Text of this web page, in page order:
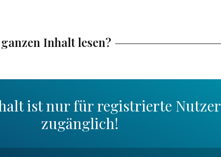
Inhalt lesen?
ist nur für registrierte Nutzer
zugänglich!